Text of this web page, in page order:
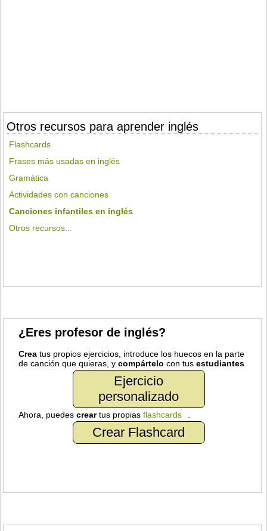
Otros recursos para aprender inglés
Flashcards
Frases más usadas en inglés
Gramática
Actividades con canciones
Canciones infantiles en inglés
Otros recursos...
¿Eres profesor de inglés?
Crea tus propios ejercicios, introduce los huecos en la parte
de canción que quieras, ycompártelo con tusestudiantes
Ejercicio
personalizado
Ahora, puedescreartus propiasflashcards .
Crear Flashcard